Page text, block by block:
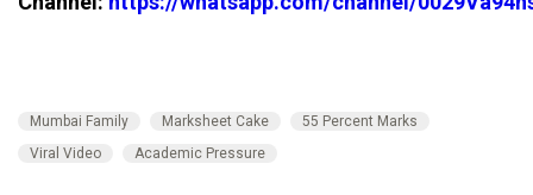
Mumbai Family Marksheet Cake
55 Percent Marks
Viral Video
Academic Pressure